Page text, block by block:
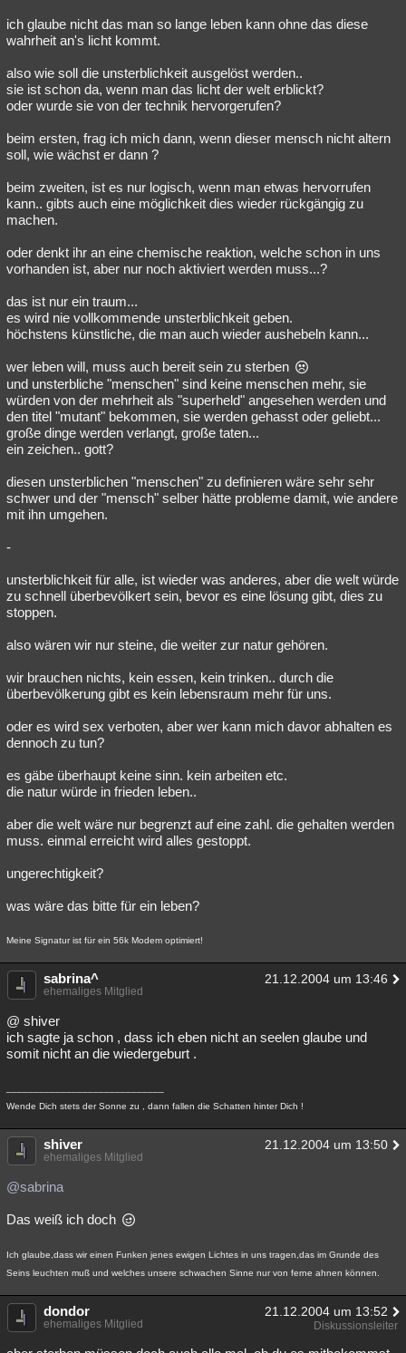
ich glaube nicht das man so lange leben kann ohne das diese
wahrheit an's licht kommt.
also wie soll die unsterblichkeit ausgelöst werden..
sie ist schon da, wenn man das licht der welt erblickt?
oder wurde sie von der technik hervorgerufen?
beim ersten, frag ich mich dann, wenn dieser mensch nicht altern
soll, wie wächst er dann ?
beim zweiten, ist es nur logisch, wenn man etwas hervorrufen
kann.. gibts auch eine möglichkeit dies wieder rückgängig zu
machen.
oder denkt ihr an eine chemische reaktion, welche schon in uns
vorhanden ist, aber nur noch aktiviert werden muss...?
das ist nur ein traum...
es wird nie vollkommende unsterblichkeit geben.
höchstens künstliche, die man auch wieder aushebeln kann...
wer leben will, muss auch bereit sein zu sterben
und unsterbliche "menschen" sind keine menschen mehr, sie
würden von der mehrheit als "superheld" angesehen werden und
den titel "mutant" bekommen, sie werden gehasst oder geliebt...
große dinge werden verlangt, große taten...
ein zeichen.. gott?
diesen unsterblichen "menschen" zu definieren wäre sehr sehr
schwer und der "mensch" selber hätte probleme damit, wie andere
mit ihn umgehen.
-
unsterblichkeit für alle, ist wieder was anderes, aber die welt würde
zu schnell überbevölkert sein, bevor es eine lösung gibt, dies zu
stoppen.
also wären wir nur steine, die weiter zur natur gehören.
wir brauchen nichts, kein essen, kein trinken.. durch die
überbevölkerung gibt es kein lebensraum mehr für uns.
oder es wird sex verboten, aber wer kann mich davor abhalten es
dennoch zu tun?
es gäbe überhaupt keine sinn. kein arbeiten etc.
die natur würde in frieden leben..
aber die welt wäre nur begrenzt auf eine zahl. die gehalten werden
muss. einmal erreicht wird alles gestoppt.
ungerechtigkeit?
was wäre das bitte für ein leben?
Meine Signatur ist für ein 56k Modem optimiert!
sabrina^ 21.12.2004 um 13:46
ehemaliges Mitglied
@ shiver
ich sagte ja schon , dass ich eben nicht an seelen glaube und
somit nicht an die wiedergeburt .
Wende Dich stets der Sonne zu , dann fallen die Schatten hinter Dich !
shiver 21.12.2004 um 13:50
ehemaliges Mitglied
@sabrina
Das weiß ich doch
Ich glaube,dass wir einen Funken jenes ewigen Lichtes in uns tragen,das im Grunde des
Seins leuchten muß und welches unsere schwachen Sinne nur von ferne ahnen können.
dondor 21.12.2004 um 13:52
ehemaliges Mitglied Diskussionsleiter